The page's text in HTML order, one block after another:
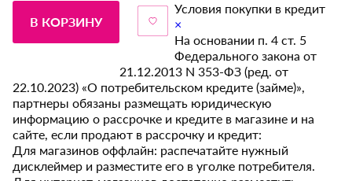
В КОРЗИНУ
Условия покупки в кредит
×
На основании п. 4 ст. 5
Федерального закона от
21.12.2013 N 353-ФЗ (ред. от
22.10.2023) «О потребительском кредите (займе)»,
партнеры обязаны размещать юридическую
информацию о рассрочке и кредите в магазине и на
сайте, если продают в рассрочку и кредит:
Для магазинов оффлайн: распечатайте нужный
дисклеймер и разместите его в уголке потребителя.